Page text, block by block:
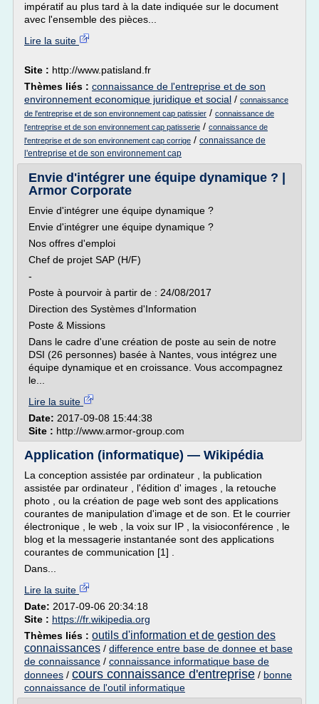
impératif au plus tard à la date indiquée sur le document
avec l'ensemble des pièces...
Lire la suite
Site : http://www.patisland.fr
Thèmes liés : connaissance de l'entreprise et de son
environnement economique juridique et social / connaissance
de l'entreprise et de son environnement cap patissier / connaissance de
l'entreprise et de son environnement cap patisserie / connaissance de
l'entreprise et de son environnement cap corrige / connaissance de
l'entreprise et de son environnement cap
Envie d'intégrer une équipe dynamique ? |
Armor Corporate
Envie d'intégrer une équipe dynamique ?
Envie d'intégrer une équipe dynamique ?
Nos offres d'emploi
Chef de projet SAP (H/F)
-
Poste à pourvoir à partir de : 24/08/2017
Direction des Systèmes d'Information
Poste & Missions
Dans le cadre d'une création de poste au sein de notre
DSI (26 personnes) basée à Nantes, vous intégrez une
équipe dynamique et en croissance. Vous accompagnez
le...
Lire la suite
Date: 2017-09-08 15:44:38
Site : http://www.armor-group.com
Application (informatique) — Wikipédia
La conception assistée par ordinateur , la publication
assistée par ordinateur , l'édition d' images , la retouche
photo , ou la création de page web sont des applications
courantes de manipulation d'image et de son. Et le courrier
électronique , le web , la voix sur IP , la visioconférence , le
blog et la messagerie instantanée sont des applications
courantes de communication [1] .
Dans...
Lire la suite
Date: 2017-09-06 20:34:18
Site : https://fr.wikipedia.org
Thèmes liés : outils d'information et de gestion des
connaissances / difference entre base de donnee et base
de connaissance / connaissance informatique base de
donnees / cours connaissance d'entreprise / bonne
connaissance de l'outil informatique